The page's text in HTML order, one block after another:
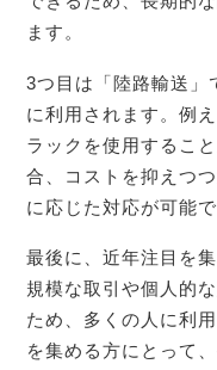
ます。
3つ目は「陸路輸送」
に利用されます。例
ラックを使用するこ
合、コストを抑えつ
に応じた対応が可能で
最後に、近年注目を
規模な取引や個人的
ため、多くの人に利
を集める方にとって